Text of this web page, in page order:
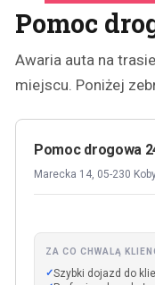
Pomoc
Awaria auta na
miejscu. Poniżej
Pomoc drogowa
Marecka 14, 05-230
ZA CO CHWALĄ
Szybki dojazd do